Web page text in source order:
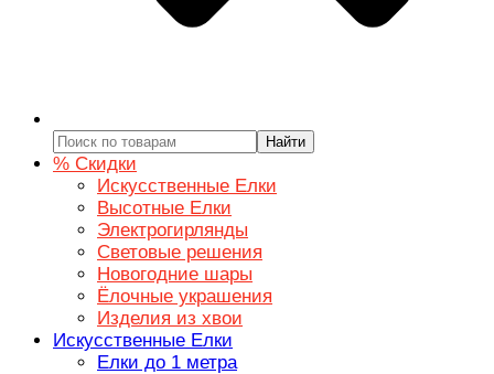
Найти
% Скидки
Искусственные Елки
Высотные Елки
Электрогирлянды
Световые решения
Новогодние шары
Ёлочные украшения
Изделия из хвои
Искусственные Елки
Елки до 1 метра